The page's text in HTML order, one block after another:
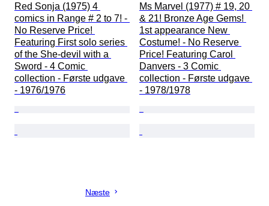
Red Sonja (1975) 4
comics in Range # 2 to 7! -
No Reserve Price!
Featuring First solo series
of the She-devil with a
Sword - 4 Comic
collection - Første udgave
- 1976/1976
Ms Marvel (1977) # 19, 20
& 21! Bronze Age Gems!
1st appearance New
Costume! - No Reserve
Price! Featuring Carol
Danvers - 3 Comic
collection - Første udgave
- 1978/1978
Næste